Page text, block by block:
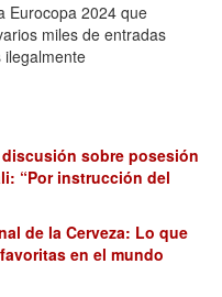
Eurocopa 2024 que
miles de entradas
sobre posesión
“Por instrucción del
de la Cerveza: Lo que
en el mundo